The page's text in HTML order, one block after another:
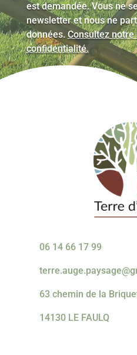
est demandée. Vous ne
newsletter et nous ne
données. Consultez
confidentialité.
06 14 66 17 99
63 chemin de la
14130 LE FAULQ